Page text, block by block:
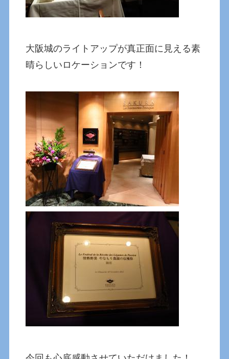
大阪城のライトアップが真正面に見える素
晴らしいロケーションです！